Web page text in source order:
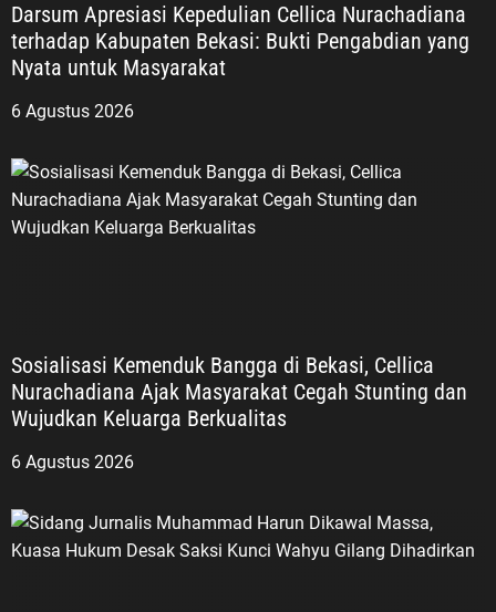
Darsum Apresiasi Kepedulian Cellica Nurachadiana
terhadap Kabupaten Bekasi: Bukti Pengabdian yang
Nyata untuk Masyarakat
6 Agustus 2026
Sosialisasi Kemenduk Bangga di Bekasi, Cellica
Nurachadiana Ajak Masyarakat Cegah Stunting dan
Wujudkan Keluarga Berkualitas
6 Agustus 2026